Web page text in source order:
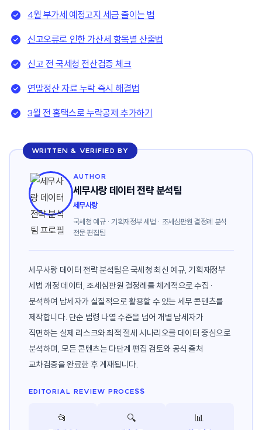
4월 부가세 예정고지 세금 줄이는 법
신고오류로 인한 가산세 항목별 산출법
신고 전 국세청 전산검증 체크
연말정산 자료 누락 즉시 해결법
3월 전 홈택스로 누락공제 추가하기
WRITTEN & VERIFIED BY
AUTHOR
세무사랑 데이터 전략 분석팀
세무사랑
국세청 예규 · 기획재정부 세법 · 조세심판원 결정례 분석
전문 편집팀
세무사랑 데이터 전략 분석팀은 국세청 최신 예규, 기획재정부
세법 개정 데이터, 조세심판원 결정례를 체계적으로 수집·
분석하여 납세자가 실질적으로 활용할 수 있는 세무 콘텐츠를
제작합니다. 단순 법령 나열 수준을 넘어 개별 납세자가
직면하는 실제 리스크와 최적 절세 시나리오를 데이터 중심으로
분석하며, 모든 콘텐츠는 다단계 편집 검토와 공식 출처
교차검증을 완료한 후 게재됩니다.
EDITORIAL REVIEW PROCESS
📂 🔍 📊